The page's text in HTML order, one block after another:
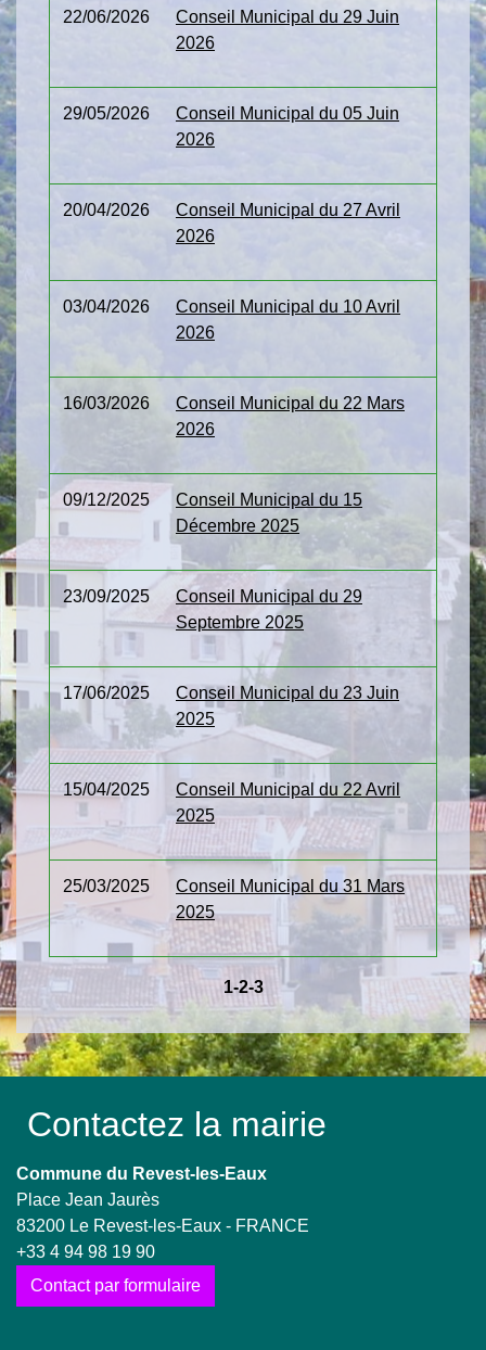
22/06/2026
Conseil Municipal du 29 Juin
2026
29/05/2026
Conseil Municipal du 05 Juin
2026
20/04/2026
Conseil Municipal du 27 Avril
2026
03/04/2026
Conseil Municipal du 10 Avril
2026
16/03/2026
Conseil Municipal du 22 Mars
2026
09/12/2025
Conseil Municipal du 15
Décembre 2025
23/09/2025
Conseil Municipal du 29
Septembre 2025
17/06/2025
Conseil Municipal du 23 Juin
2025
15/04/2025
Conseil Municipal du 22 Avril
2025
25/03/2025
Conseil Municipal du 31 Mars
2025
1-2-3
Contactez la mairie
Commune du Revest-les-Eaux
Place Jean Jaurès
83200 Le Revest-les-Eaux - FRANCE
+33 4 94 98 19 90
Contact par formulaire